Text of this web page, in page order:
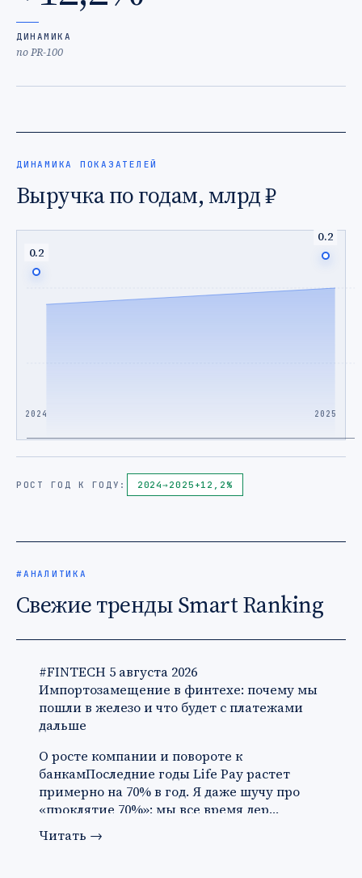
ДИНАМИКА
по PR-100
ДИНАМИКА ПОКАЗАТЕЛЕЙ
Выручка по годам, млрд ₽
0.2
0.2
2024 2025
РОСТ ГОД К ГОДУ: 2024→ 2025 +12,2%
#АНАЛИТИКА
Свежие тренды Smart Ranking
#FINTECH 5 августа 2026
Импортозамещение в финтехе: почему мы
пошли в железо и что будет с платежами
дальше
О росте компании и повороте к
банкамПоследние годы Life Pay растет
примерно на 70% в год. Я даже шучу про
«проклятие 70%»: мы все время дер…
Читать →